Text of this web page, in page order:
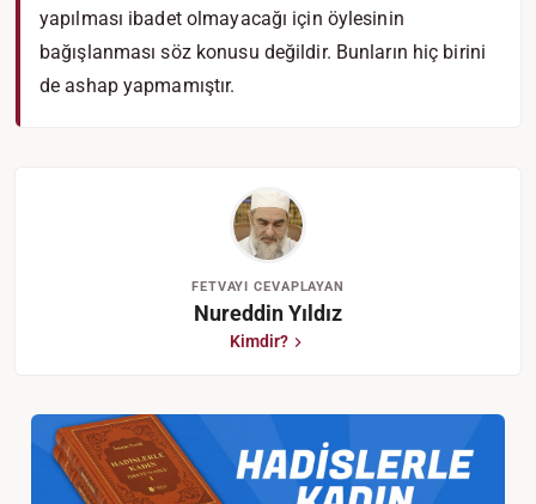
yapılması ibadet olmayacağı için öylesinin
bağışlanması söz konusu değildir. Bunların hiç birini
de ashap yapmamıştır.
FETVAYI CEVAPLAYAN
Nureddin Yıldız
Kimdir?